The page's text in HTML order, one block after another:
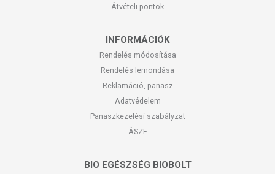
Átvételi pontok
INFORMÁCIÓK
Rendelés módosítása
Rendelés lemondása
Reklamáció, panasz
Adatvédelem
Panaszkezelési szabályzat
ÁSZF
BIO EGÉSZSÉG BIOBOLT